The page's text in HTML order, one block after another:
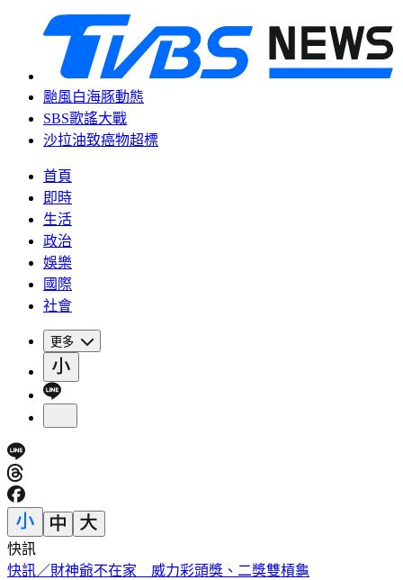
颱風白海豚動態
SBS歌謠大戰
沙拉油致癌物超標
首頁
即時
生活
政治
娛樂
國際
社會
更多
快訊
中國出入境新規將上路 陸委會曝「這類人」最危險